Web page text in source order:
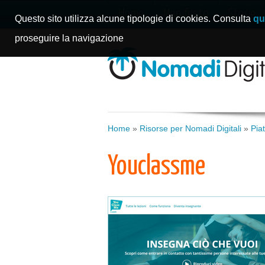
Home Manifesto Storie
Home » Risorse per Nomadi Digitali »
Youclassme
Questo sito utilizza alcune tipologie di cookies. Consulta
proseguire la navigazione